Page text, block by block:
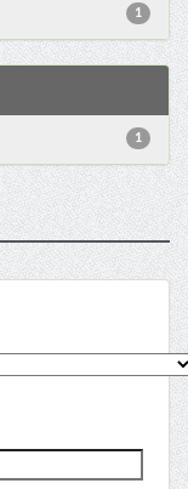
1
1